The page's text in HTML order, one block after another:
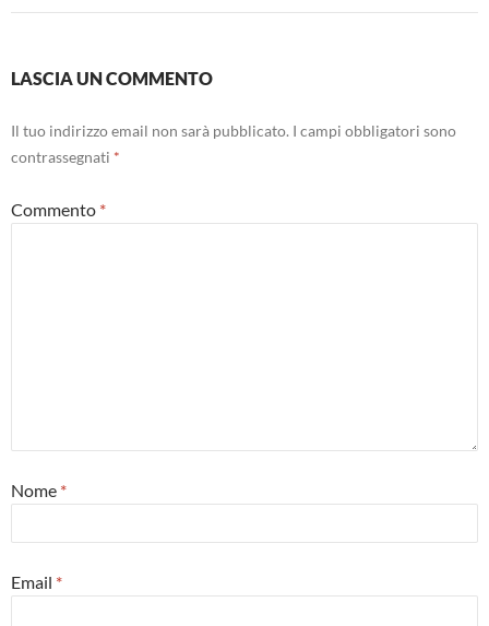
LASCIA UN COMMENTO
Il tuo indirizzo email non sarà pubblicato. I campi obbligatori sono
contrassegnati *
Commento *
Nome *
Email *